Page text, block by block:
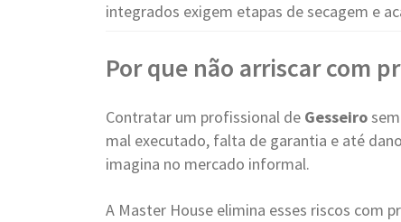
integrados exigem etapas de secagem e
Por que não arriscar com
Contratar um profissional de Gesseiro
mal executado, falta de garantia e até
imagina no mercado informal.
A Master House elimina esses riscos com